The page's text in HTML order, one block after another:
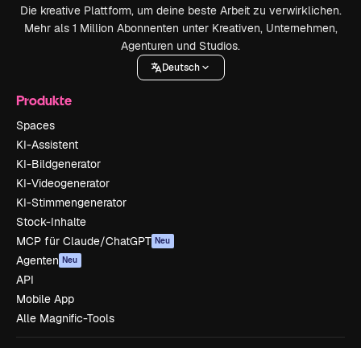
Die kreative Plattform, um deine beste Arbeit zu verwirklichen.
Mehr als 1 Million Abonnenten unter Kreativen, Unternehmen,
Agenturen und Studios.
Deutsch
Produkte
Spaces
KI-Assistent
KI-Bildgenerator
KI-Videogenerator
KI-Stimmengenerator
Stock-Inhalte
MCP für Claude/ChatGPT Neu
Agenten Neu
API
Mobile App
Alle Magnific-Tools